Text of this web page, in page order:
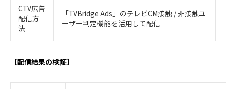
CTV広告
配信方
法
「TVBridge Ads」のテレビCM接触 / 非接触ユ
ーザー判定機能を活用して配信
【配信結果の検証】